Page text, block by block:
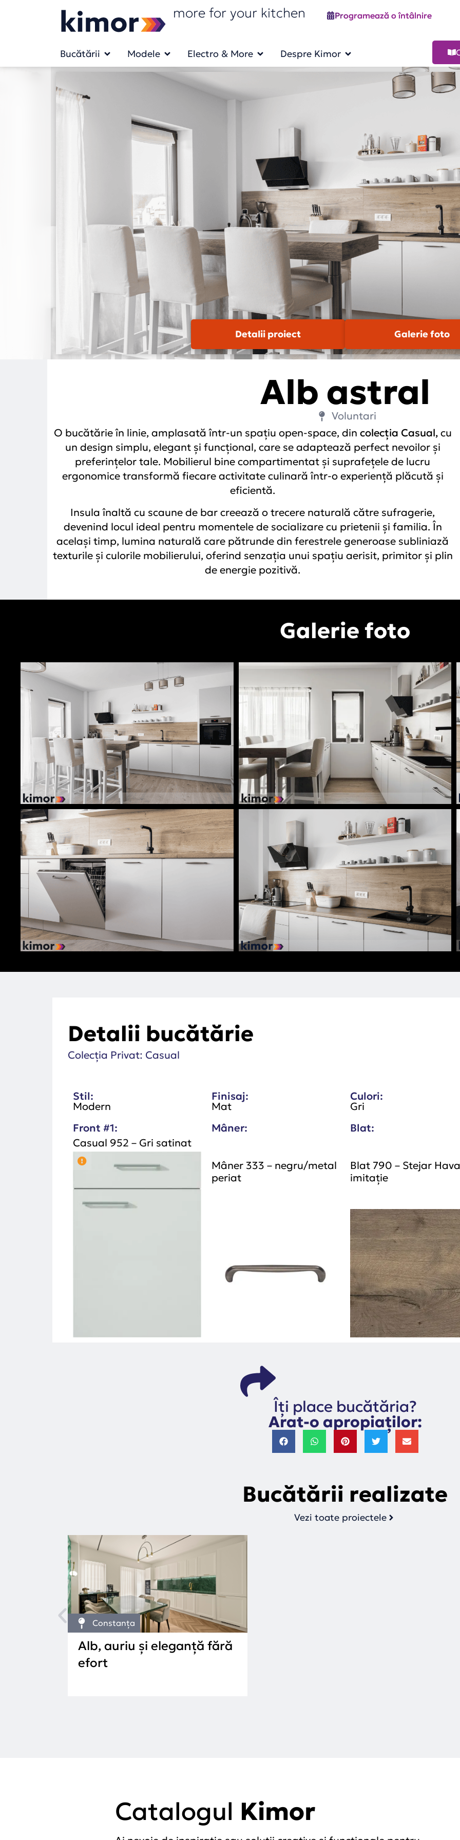
more for your kitchen Programează o întâlnire
Bucătării Modele Electro & More Despre Kimor
Detalii proiect Galerie foto
Alb astral
Voluntari
O bucătărie în linie, amplasată într-un spațiu open-space, din colecția Casual,cu
un design simplu, elegant și funcțional, care se adaptează perfect nevoilor și
preferințelor tale. Mobilierul bine compartimentat și suprafețele de lucru
ergonomice transformă fiecare activitate culinară într-o experiență plăcută și
eficientă.
Insula înaltă cu scaune de bar creează o trecere naturală către sufragerie,
devenind locul ideal pentru momentele de socializare cu prietenii și familia. În
același timp, lumina naturală care pătrunde din ferestrele generoase subliniază
texturile și culorile mobilierului, oferind senzația unui spațiu aerisit, primitor și plin
de energie pozitivă.
Galerie foto
Detalii bucătărie
Colecția Privat: Casual
Stil:
Modern
Finisaj:
Mat
Culori:
Gri
Front #1:
Casual 952 – Gri satinat
Mâner:
Mâner 333 – negru/metal
periat
Blat:
Blat 790 – Stejar
imitație
Îți place bucătăria?
Arat-o apropiaților:
Bucătării realizate
Vezi toate proiectele
Constanța
Alb, auriu și eleganță fără
efort
Catalogul Kimor